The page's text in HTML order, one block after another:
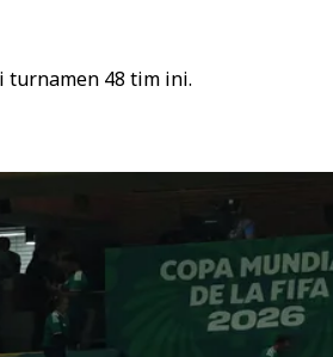
turnamen 48 tim ini.